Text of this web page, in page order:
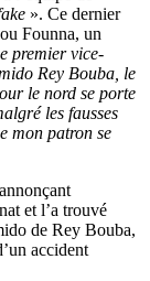
». Ce dernier
Founna, un
premier vice-
Rey Bouba, le
le nord se porte
les fausses
mon patron se
et l’a trouvé
de Rey Bouba,
accident